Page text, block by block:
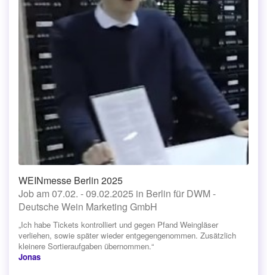
WEINmesse Berlin 2025
Job am 07.02. - 09.02.2025 in Berlin für DWM -
Deutsche Wein Marketing GmbH
„Ich habe Tickets kontrolliert und gegen Pfand Weingläser
verliehen, sowie später wieder entgegengenommen. Zusätzlich
kleinere Sortieraufgaben übernommen.“
Jonas